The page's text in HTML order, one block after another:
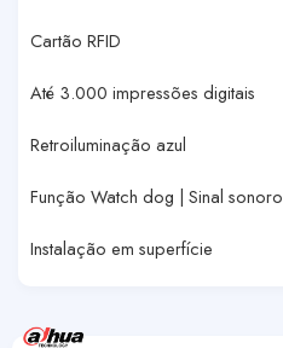
Cartão RFID
Até 3.000 impressões digitais
Retroiluminação azul
Função Watch dog | Sinal sonoro
Instalação em superfície